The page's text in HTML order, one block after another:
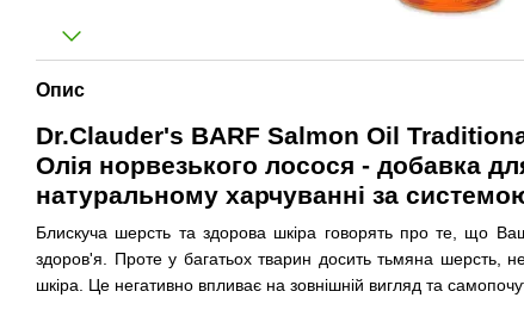
Опис
Dr.Clauder's BARF Salmon Oil
Олія норвезького лосося - добавка
натуральному харчуванні за
Блискуча шерсть та здорова шкіра говорять про те, що
здоров'я. Проте у багатьох тварин досить тьмяна шерсть,
шкіра. Це негативно впливає на зовнішній вигляд та